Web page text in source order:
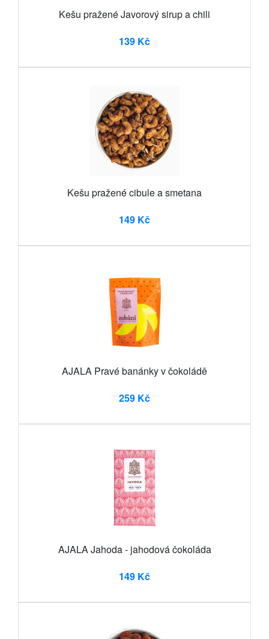
Kešu pražené Javorový sirup a chili
139 Kč
Kešu pražené cibule a smetana
149 Kč
AJALA Pravé banánky v čokoládě
259 Kč
AJALA Jahoda - jahodová čokoláda
149 Kč